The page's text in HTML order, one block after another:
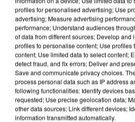
profiles for personalised advertising; Use
advertising; Measure advertising
performance; Understand audiences
of data from different sources; Develop and
profiles to personalise content; Use profiles
content; Use limited data to select content;
detect fraud, and fix errors; Deliver and
Save and communicate privacy choices.
process personal data such as IP address
following functionalities: Identify devices
requested; Use precise geolocation data;
other data sources; Link different devices;
information transmitted automatically.